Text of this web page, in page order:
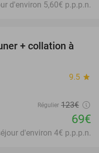
d'environ 5,60€ p.p.p.n.
44%
+ collation à
9.5 star
Régulier 123€
69€
d'environ 4€ p.p.p.n.